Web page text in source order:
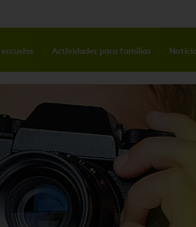
Actividades para familias